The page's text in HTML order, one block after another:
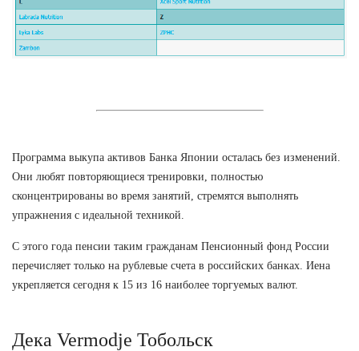
Программа выкупа активов Банка Японии осталась без изменений.
Они любят повторяющиеся тренировки, полностью
сконцентрированы во время занятий, стремятся выполнять
упражнения с идеальной техникой.
С этого года пенсии таким гражданам Пенсионный фонд России
перечисляет только на рублевые счета в российских банках. Иена
укрепляется сегодня к 15 из 16 наиболее торгуемых валют.
Дека Vermodje Тобольск